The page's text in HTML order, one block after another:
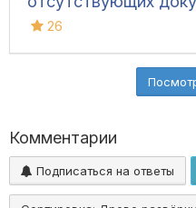
26
Комментарии
Подписаться на ответы